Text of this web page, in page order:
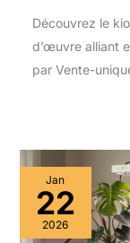
Découvrez le
d’œuvre alliant
par Vente-
Jan
22
2026